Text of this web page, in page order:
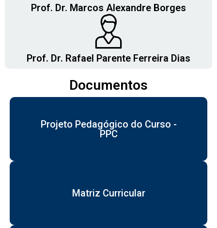
Prof. Dr. Marcos Alexandre Borges
Prof. Dr. Rafael Parente Ferreira Dias
Documentos
Projeto Pedagógico do Curso -
PPC
Matriz Curricular